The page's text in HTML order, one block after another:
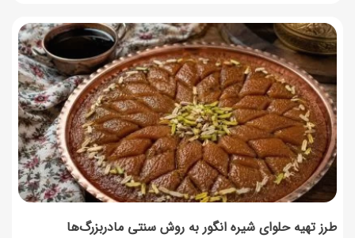
طرز تهیه حلوای شیره انگور به روش سنتی مادربزرگ‌ها